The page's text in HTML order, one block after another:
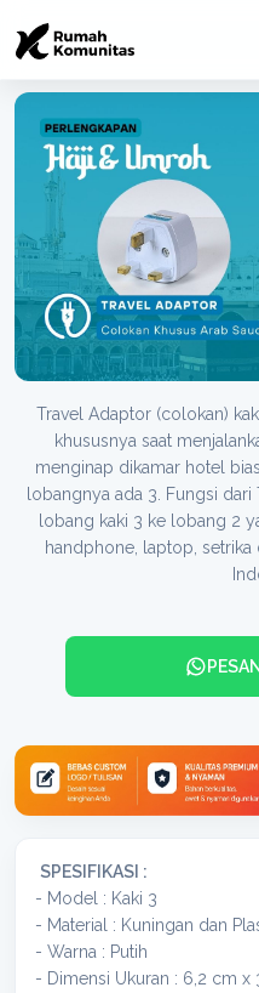
Travel Adaptor (colokan)
khususnya saat
menginap dikamar hotel
lobangnya ada 3. Fungsi
lobang kaki 3 ke lobang 2
handphone, laptop,
SPESIFIKASI :
- Model : Kaki 3
- Material : Kuningan dan
- Warna : Putih
- Dimensi Ukuran : 6,2 cm